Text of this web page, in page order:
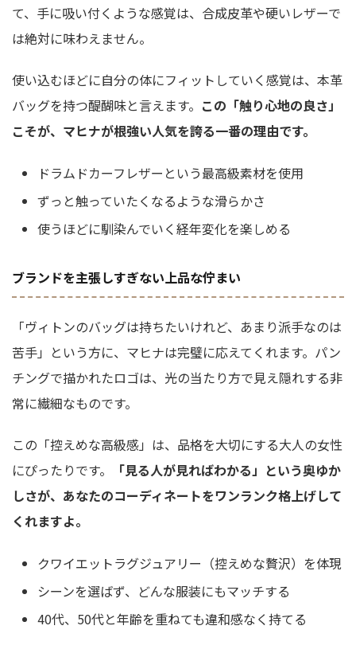
て、手に吸い付くような感覚は、合成皮革や硬いレザーで
は絶対に味わえません。
使い込むほどに自分の体にフィットしていく感覚は、本革
バッグを持つ醍醐味と言えます。 この「触り心地の良さ」
こそが、マヒナが根強い人気を誇る一番の理由です。
ドラムドカーフレザーという最高級素材を使用
ずっと触っていたくなるような滑らかさ
使うほどに馴染んでいく経年変化を楽しめる
ブランドを主張しすぎない上品な佇まい
「ヴィトンのバッグは持ちたいけれど、あまり派手なのは
苦手」という方に、マヒナは完璧に応えてくれます。パン
チングで描かれたロゴは、光の当たり方で見え隠れする非
常に繊細なものです。
この「控えめな高級感」は、品格を大切にする大人の女性
にぴったりです。
「見る人が見ればわかる」という奥ゆか
しさが、あなたのコーディネートをワンランク格上げして
くれますよ。
クワイエットラグジュアリー（控えめな贅沢）を体現
シーンを選ばず、どんな服装にもマッチする
40代、50代と年齢を重ねても違和感なく持てる